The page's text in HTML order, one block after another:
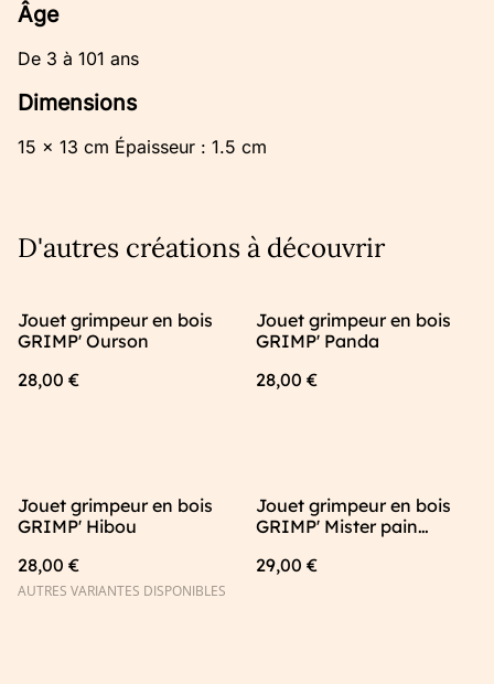
Âge
De 3 à 101 ans
Dimensions
15 x 13 cm Épaisseur : 1.5 cm
D'autres créations à découvrir
Jouet grimpeur en bois
GRIMP' Ourson
28,00 €
Jouet grimpeur en bois
GRIMP' Panda
28,00 €
Jouet grimpeur en bois
GRIMP' Hibou
28,00 €
AUTRES VARIANTES DISPONIBLES
Jouet grimpeur en bois
GRIMP' Mister pain
fabriqué en France
29,00 €